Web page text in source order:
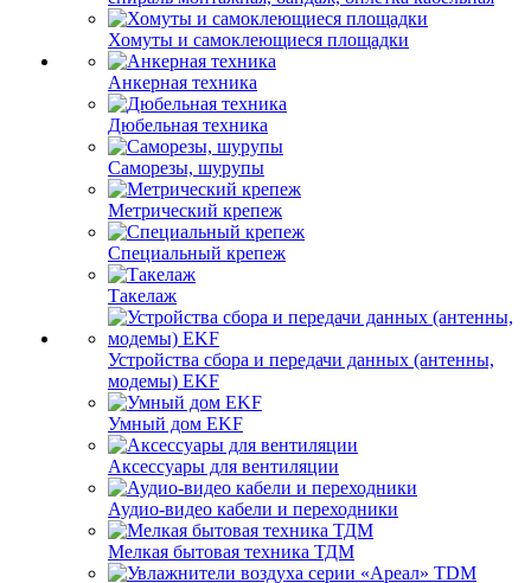
Хомуты и самоклеющиеся площадки
Анкерная техника
Дюбельная техника
Саморезы, шурупы
Метрический крепеж
Специальный крепеж
Такелаж
Устройства сбора и передачи данных (антенны,
модемы) EKF
Умный дом EKF
Аксессуары для вентиляции
Аудио-видео кабели и переходники
Мелкая бытовая техника ТДМ